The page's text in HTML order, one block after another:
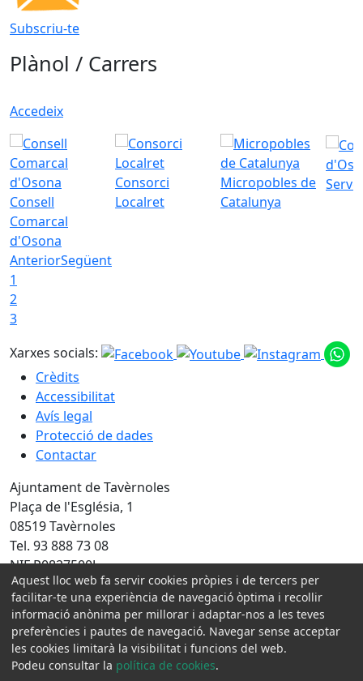
Subscriu-te
Plànol / Carrers
Accedeix
Consell
Comarcal
d'Osona
Consorci
Localret
Micropobles de
Catalunya
AnteriorSegüent
1
2
3
Xarxes socials:
Crèdits
Accessibilitat
Avís legal
Protecció de dades
Contactar
Ajuntament de Tavèrnoles
Plaça de l'Església, 1
08519 Tavèrnoles
Tel. 93 888 73 08
NIF P0827500J
Amb la col·laboració de:
Aquest lloc web fa servir cookies pròpies i de tercers per
facilitar-te una experiència de navegació òptima i recollir
informació anònima per millorar i adaptar-nos a les teves
preferències i pautes de navegació. Navegar sense acceptar
les cookies limitarà la visibilitat i funcions del web.
Podeu consultar la política de cookies.